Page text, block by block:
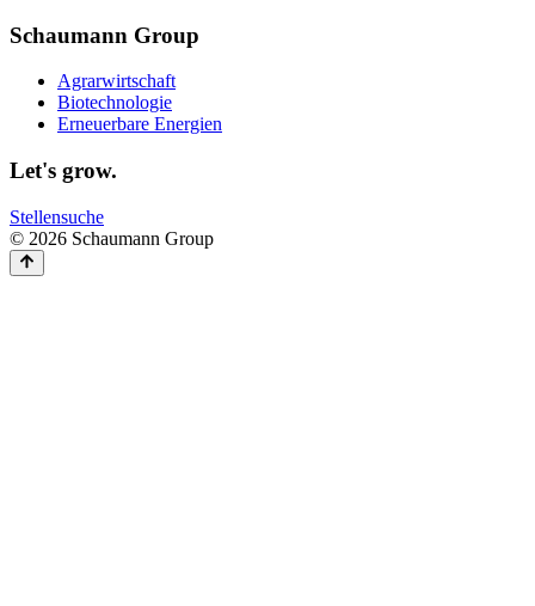
Schaumann Group
Agrarwirtschaft
Biotechnologie
Erneuerbare Energien
Let's grow.
Stellensuche
© 2026 Schaumann Group